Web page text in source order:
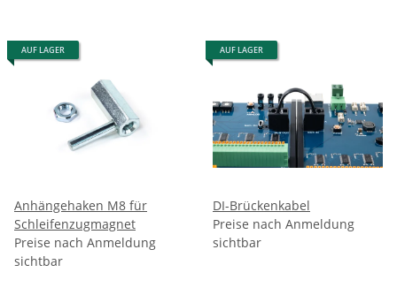
AUF LAGER
Anhängehaken M8 für
Schleifenzugmagnet
Preise nach Anmeldung
sichtbar
AUF LAGER
DI-Brückenkabel
Preise nach Anmeldung
sichtbar